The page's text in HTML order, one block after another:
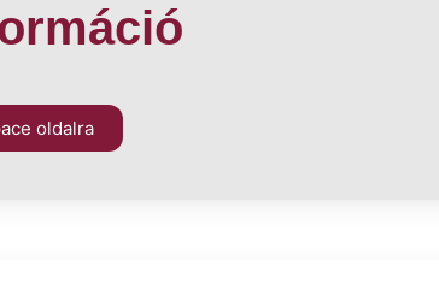
oldalra